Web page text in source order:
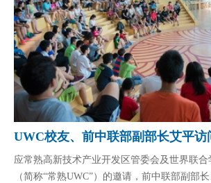
UWC校友、前中联部副部长艾平访
应常熟高新技术产业开发区管委会及世界联合
（简称“常熟UWC”）的邀请，前中联部副部